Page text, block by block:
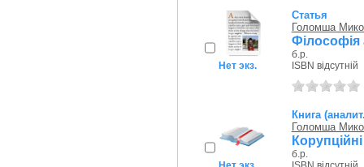
Нет экз.
Статья
Голомша
Філософія
б.р.
ISBN відсутній
Книга
Голомша
б.р.